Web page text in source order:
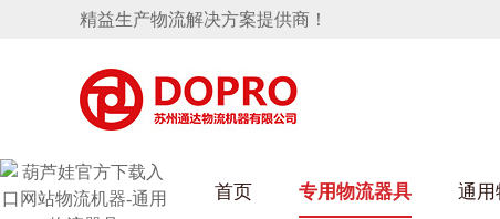
精益生产物流解决方案提供商！
首页 专用物流器具
HULUWAIN葫芦娃下载最污架 通用
隐藏式马桶水箱支架